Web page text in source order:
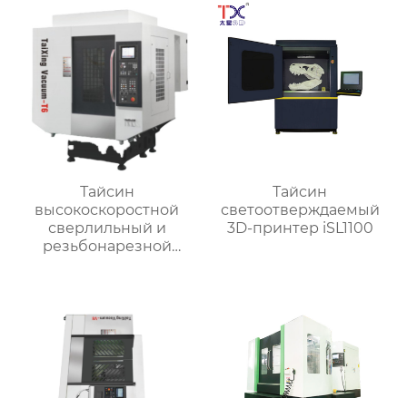
Тайсин
высокоскоростной
сверлильный и
резьбонарезной
Тайсин
светоотверждаемый
3D-принтер iSL1100